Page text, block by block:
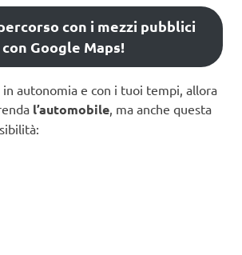
con i mezzi pubblici
con Google Maps!
in autonomia e con i tuoi tempi, allora
l’automobile , ma anche questa